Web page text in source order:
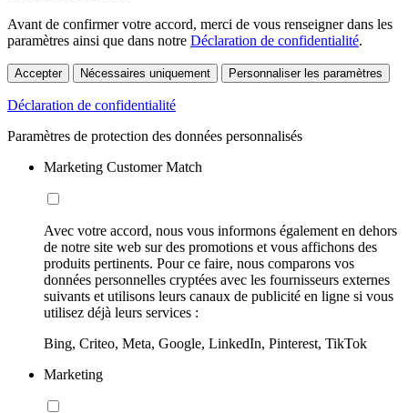
Avant de confirmer votre accord, merci de vous renseigner dans les
paramètres ainsi que dans notre Déclaration de confidentialité.
Accepter Nécessaires uniquement Personnaliser les paramètres
Déclaration de confidentialité
Paramètres de protection des données personnalisés
Marketing Customer Match
Avec votre accord, nous vous informons également en dehors
de notre site web sur des promotions et vous affichons des
produits pertinents. Pour ce faire, nous comparons vos
données personnelles cryptées avec les fournisseurs externes
suivants et utilisons leurs canaux de publicité en ligne si vous
utilisez déjà leurs services :
Bing, Criteo, Meta, Google, LinkedIn, Pinterest, TikTok
Marketing